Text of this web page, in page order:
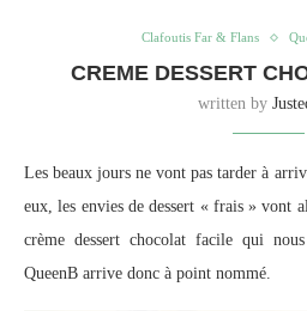
Clafoutis Far & Flans
CREME DESSERT
written by
Les beaux jours ne vont pas tarder à
eux, les envies de dessert « frais » vont
crème dessert chocolat facile qui
QueenB arrive donc à point nommé.